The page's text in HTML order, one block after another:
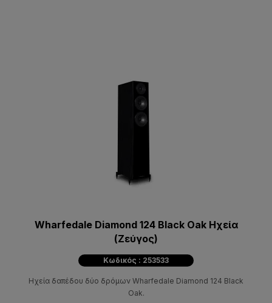
Wharfedale Diamond 124 Black Oak Ηχεία
(Ζεύγος)
Κωδικός : 253533
Hχεία δαπέδου δύο δρόμων Wharfedale Diamond 124 Black
Oak.